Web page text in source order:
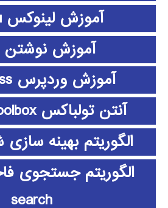
آموزش لینوکس ubuntu
آموزش نوشتن
آموزش وردپرس wordpress
آنتن تولباکس antenna toolbox
الگوریتم بهینه سازی
search